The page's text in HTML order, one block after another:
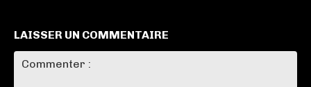
LAISSER UN COMMENTAIRE